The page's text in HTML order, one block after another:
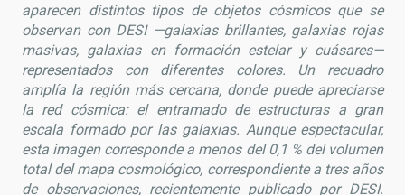
aparecen distintos tipos de objetos cósmicos que se
observan con DESI —galaxias brillantes, galaxias rojas
masivas, galaxias en formación estelar y cuásares—
representados con diferentes colores. Un recuadro
amplía la región más cercana, donde puede apreciarse
la red cósmica: el entramado de estructuras a gran
escala formado por las galaxias. Aunque espectacular,
esta imagen corresponde a menos del 0,1 % del volumen
total del mapa cosmológico, correspondiente a tres años
de observaciones, recientemente publicado por DESI.